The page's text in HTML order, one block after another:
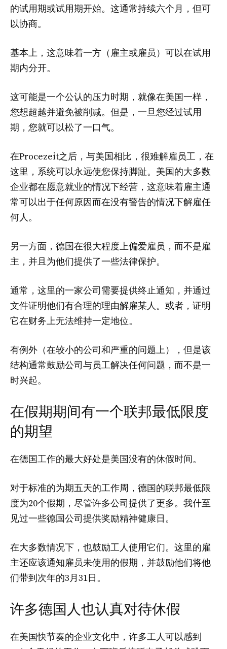
的试用期或试用期开始。这通常持续六个月，但可
以协商。
基本上，这意味着一方（雇主或雇员）可以在试用
期内分开。
这可能是一个公认的压力时期，就像在美国一样，
您想超越并避免被削减。但是，一旦您经过试用
期，您就可以松了一口气。
在Procezeit之后，与美国相比，很难解雇员工，在
这里，系统可以永远使您保持脚趾。美国的大多数
企业都在愿意就业的情况下经营，这意味着雇主通
常可以出于任何原因而在没有警告的情况下解雇任
何人。
另一方面，德国在很大程度上偏爱雇员，而不是雇
主，并且为他们提供了一些法律保护。
通常，这里的一家公司需要提供终止通知，并通过
文件证明他们有合理的理由解雇某人。或者，证明
它在财务上无法维持一定地位。
有例外（在较小的公司和严重的问题上），但是该
结构通常鼓励公司与员工解决任何问题，而不是一
时兴起。
在假期期间有一个联邦最低限度
的期望
在德国工作的最大好处是美国没有的休假时间。
对于标准的为期五天的工作周，德国的联邦最低限
度为20个假期，尽管许多公司提供了更多。我什至
见过一些德国公司提供奖励精神健康日。
在大多数情况下，也鼓励工人使用它们。这里的雇
主还应该通知雇员未使用的假期，并鼓励他们将他
们带到次年的3月31日。
许多德国人也认真对待休假
在美国快节奏的企业文化中，许多工人可以感到